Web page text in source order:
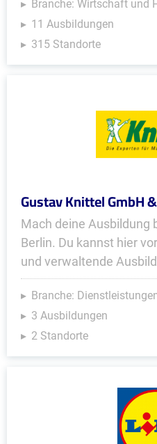
Branche: Wirtschaft und
11 Ausbildungen
315 Standorte
Gustav Knittel GmbH
Mach deine Ausbildung
Berlin. Du kannst hier
und verwaltende
Branche:
3 Ausbildungen
2 Standorte